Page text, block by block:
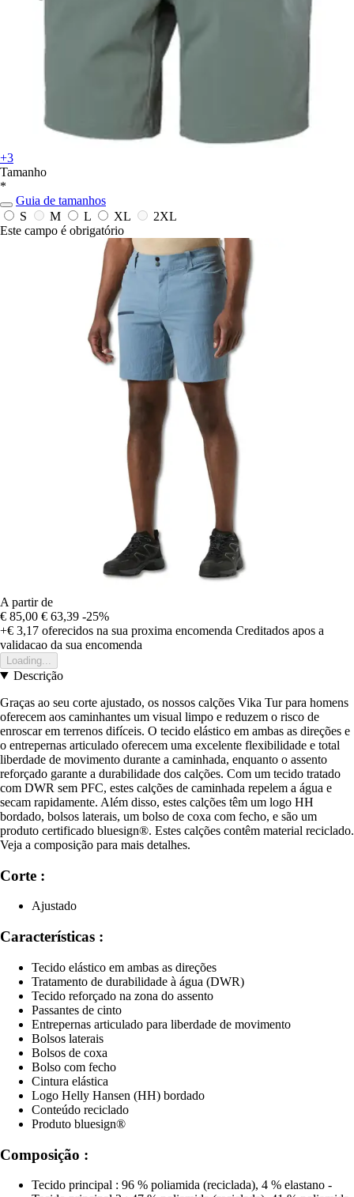
+3
Tamanho
*
Guia de tamanhos
S
M L XL
2XL
Este campo é obrigatório
A partir de
€ 85,00 € 63,39 -25%
+€ 3,17 oferecidos na sua proxima encomenda Creditados apos a
validacao da sua encomenda
Loading...
Descrição
Graças ao seu corte ajustado, os nossos calções Vika Tur para homens
oferecem aos caminhantes um visual limpo e reduzem o risco de
enroscar em terrenos difíceis. O tecido elástico em ambas as direções e
o entrepernas articulado oferecem uma excelente flexibilidade e total
liberdade de movimento durante a caminhada, enquanto o assento
reforçado garante a durabilidade dos calções. Com um tecido tratado
com DWR sem PFC, estes calções de caminhada repelem a água e
secam rapidamente. Além disso, estes calções têm um logo HH
bordado, bolsos laterais, um bolso de coxa com fecho, e são um
produto certificado bluesign®. Estes calções contêm material reciclado.
Veja a composição para mais detalhes.
Corte :
Ajustado
Características :
Tecido elástico em ambas as direções
Tratamento de durabilidade à água (DWR)
Tecido reforçado na zona do assento
Passantes de cinto
Entrepernas articulado para liberdade de movimento
Bolsos laterais
Bolsos de coxa
Bolso com fecho
Cintura elástica
Logo Helly Hansen (HH) bordado
Conteúdo reciclado
Produto bluesign®
Composição :
Tecido principal : 96 % poliamida (reciclada), 4 % elastano -